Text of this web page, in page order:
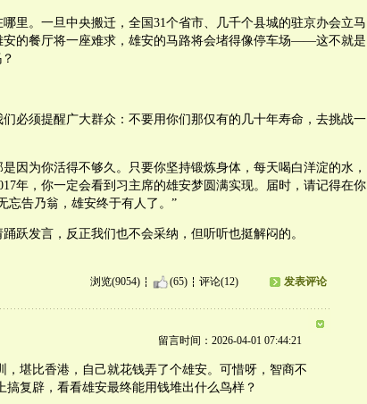
里。一旦中央搬迁，全国31个省市、几千个县城的驻京办会立马
安的餐厅将一座难求，雄安的马路将会堵得像停车场——这不就是
必须提醒广大群众：不要用你们那仅有的几十年寿命，去挑战一
因为你活得不够久。只要你坚持锻炼身体，每天喝白洋淀的水，
年，你一定会看到习主席的雄安梦圆满实现。届时，请记得在你
忘告乃翁，雄安终于有人了。”
跃发言，反正我们也不会采纳，但听听也挺解闷的。
浏览(9054) (65) 评论(12) 发表评论
留言时间：2026-04-01 07:44:21
，堪比香港，自己就花钱弄了个雄安。可惜呀，智商不
搞复辟，看看雄安最终能用钱堆出什么鸟样？